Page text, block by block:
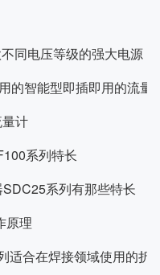
同电压等级的强大电源
的智能型即插即用的流量
计
系列特长
系列有那些特长
原理